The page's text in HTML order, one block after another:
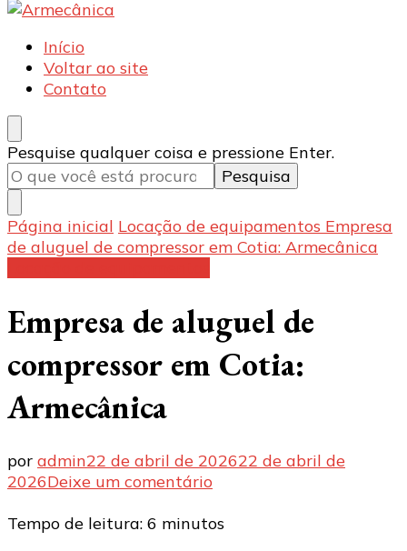
Armecânica
Blog
Início
Voltar ao site
Contato
Procurando
algo?
Pesquise qualquer coisa e pressione Enter.
Página inicial Locação de equipamentos Empresa
de aluguel de compressor em Cotia: Armecânica
Empresa de aluguel de
compressor em Cotia:
Armecânica
por admin22 de abril de 202622 de abril de
2026Deixe um comentárioem
de
Tempo de leitura: 6 minutos